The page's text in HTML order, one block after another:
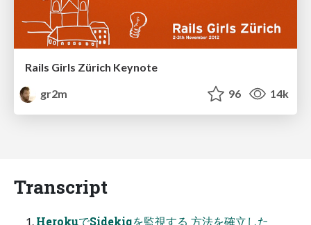
Rails Girls Zürich Keynote
gr2m
96 14k
Transcript
HerokuでSidekiqを監視する 方法を確立した